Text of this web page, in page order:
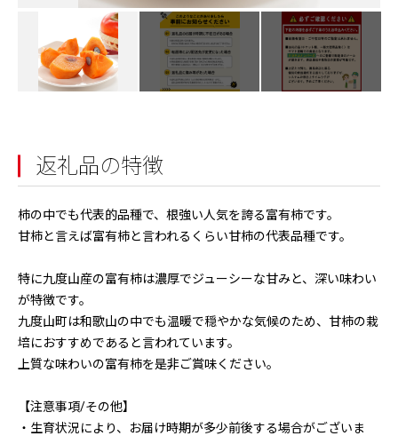
返礼品の特徴
柿の中でも代表的品種で、根強い人気を誇る富有柿です。
甘柿と言えば富有柿と言われるくらい甘柿の代表品種です。
特に九度山産の富有柿は濃厚でジューシーな甘みと、深い味わい
が特徴です。
九度山町は和歌山の中でも温暖で穏やかな気候のため、甘柿の栽
培におすすめであると言われています。
上質な味わいの富有柿を是非ご賞味ください。
【注意事項/その他】
・生育状況により、お届け時期が多少前後する場合がございま